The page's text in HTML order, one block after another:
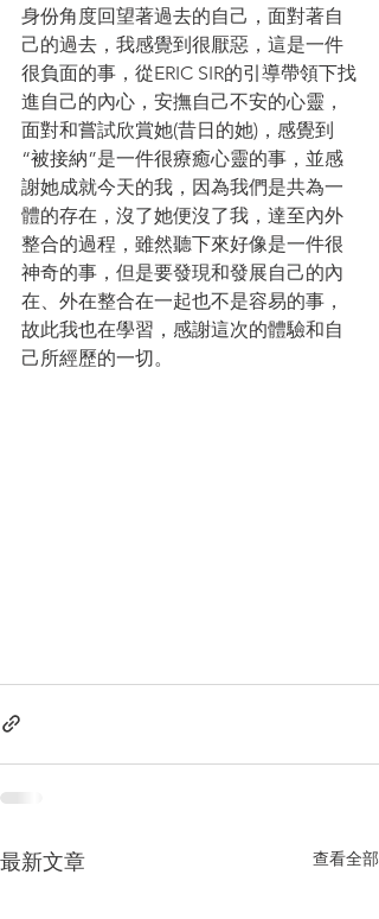
身份角度回望著過去的自己，面對著自
己的過去，我感覺到很厭惡，這是一件
很負面的事，從ERIC SIR的引導帶領下找
進自己的內心，安撫自己不安的心靈，
面對和嘗試欣賞她(昔日的她)，感覺到
“被接納”是一件很療癒心靈的事，並感
謝她成就今天的我，因為我們是共為一
體的存在，沒了她便沒了我，達至內外
整合的過程，雖然聽下來好像是一件很
神奇的事，但是要發現和發展自己的內
在、外在整合在一起也不是容易的事，
故此我也在學習，感謝這次的體驗和自
己所經歷的一切。
最新文章 查看全部